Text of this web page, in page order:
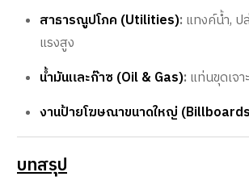
สาธารณูปโภค (Utilities): แทงค์น้ำ, ป
แรงสูง
น้ำมันและก๊าซ (Oil & Gas): แท่นขุดเจา
งานป้ายโฆษณาขนาดใหญ่
บทสรุป